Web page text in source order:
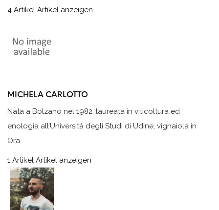
4 Artikel Artikel anzeigen
MICHELA CARLOTTO
Nata a Bolzano nel 1982, laureata in viticoltura ed
enologia all’Università degli Studi di Udine, vignaiola in
Ora.
1 Artikel Artikel anzeigen